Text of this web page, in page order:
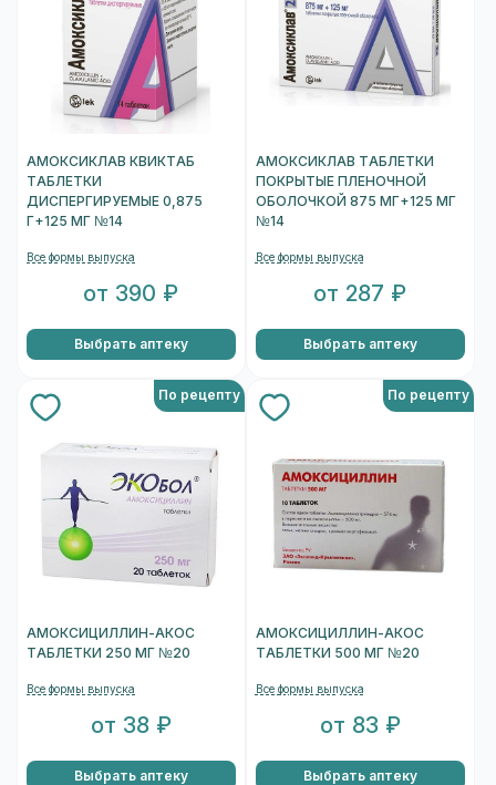
АМОКСИКЛАВ КВИКТАБ
ТАБЛЕТКИ
ДИСПЕРГИРУЕМЫЕ 0,875
Г+125 МГ №14
Все формы выпуска
от 390 ₽
Выбрать аптеку
АМОКСИКЛАВ ТАБЛЕТКИ
ПОКРЫТЫЕ ПЛЕНОЧНОЙ
ОБОЛОЧКОЙ 875 МГ+125 МГ
№14
Все формы выпуска
от 287 ₽
Выбрать аптеку
По рецепту
АМОКСИЦИЛЛИН-АКОС
ТАБЛЕТКИ 250 МГ №20
Все формы выпуска
от 38 ₽
Выбрать аптеку
По рецепту
АМОКСИЦИЛЛИН-АКОС
ТАБЛЕТКИ 500 МГ №20
Все формы выпуска
от 83 ₽
Выбрать аптеку